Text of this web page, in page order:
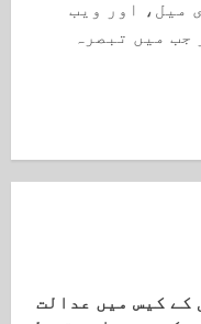
میل، اور ویب
میں تبصرہ
کے کیس میں عدالت